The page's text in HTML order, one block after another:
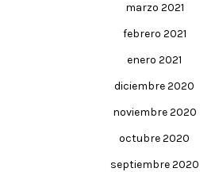
marzo 2021
febrero 2021
enero 2021
diciembre 2020
noviembre 2020
octubre 2020
septiembre 2020